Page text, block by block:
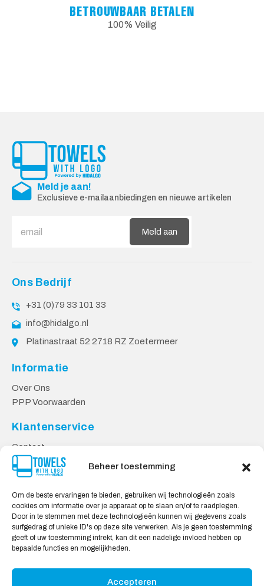
Beheer toestemming
Om de beste ervaringen te bieden, gebruiken wij technologieën zoals
cookies om informatie over je apparaat op te slaan en/of te raadplegen.
Door in te stemmen met deze technologieën kunnen wij gegevens zoals
surfgedrag of unieke ID's op deze site verwerken. Als je geen toestemming
geeft of uw toestemming intrekt, kan dit een nadelige invloed hebben op
bepaalde functies en mogelijkheden.
Accepteren
BETROUWBAAR BETALEN
100% Veilig
Meld je aan!
Exclusieve e-mailaanbiedingen en nieuwe artikelen
Meld aan
Ons Bedrijf
+31 (0)79 33 101 33
info@hidalgo.nl
Platinastraat 52 2718 RZ Zoetermeer
Informatie
Over Ons
PPP Voorwaarden
Klantenservice
Contact
Privacy Voorwaarden
Levering & Retourneren
Veilig Shoppen
Mijn account
Winkelwagen
Wij Accepteren: